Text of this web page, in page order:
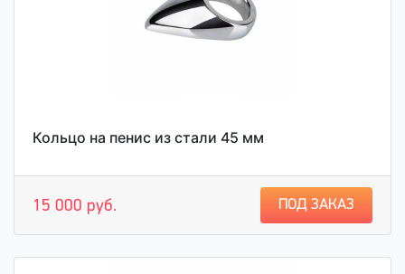
Кольцо на пенис из стали 45 мм
15 000 руб. ПОД ЗАКАЗ